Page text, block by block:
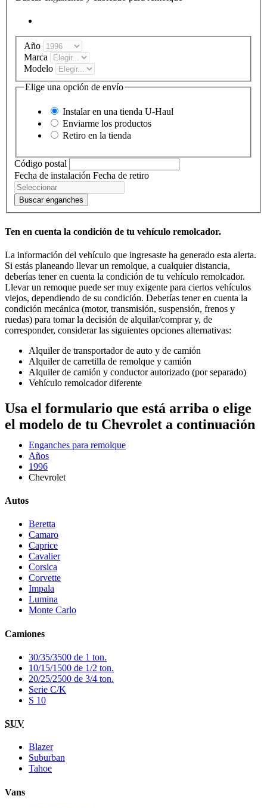
Año
Marca
Modelo
Elige una opción de envío
Instalar en una tienda U-Haul
Enviarme los productos
Retiro en la tienda
Código postal
Fecha de instalación Fecha de retiro
Buscar enganches
Ten en cuenta la condición de tu vehículo remolcador.
La información del vehículo que ingresaste ha generado esta alerta.
Si estás planeando llevar un remolque, a cualquier distancia,
deberías tener en cuenta la condición de tu vehículo remolcador.
Llevar un remoque puede ser muy exigente para ciertos vehículos
viejos, dependiendo de su condición. Deberías tener en cuenta la
condición mecánica (motor, transmisión, suspensión, frenos y
ruedas) para tomar la decisión de alquilar/comprar y, de
corresponder, considerar las siguientes opciones alternativas:
Alquiler de transportador de auto y de camión
Alquiler de carretilla de remolque y camión
Alquiler de camión y conductor autorizado (por separado)
Vehículo remolcador diferente
Usa el formulario que está arriba o elige
el modelo de tu Chevrolet a continuación
Enganches para remolque
Años
1996
Chevrolet
Autos
Beretta
Camaro
Caprice
Cavalier
Corsica
Corvette
Impala
Lumina
Monte Carlo
Camiones
30/35/3500 de 1 ton.
10/15/1500 de 1/2 ton.
20/25/2500 de 3/4 ton.
Serie C/K
S 10
SUV
Blazer
Suburban
Tahoe
Vans